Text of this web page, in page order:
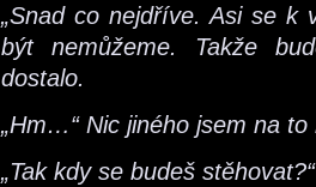
„Snad co nejdříve. Asi se k
být nemůžeme. Takže
dostalo.
„Hm…“ Nic jiného jsem na
„Tak kdy se budeš stěhovat?“